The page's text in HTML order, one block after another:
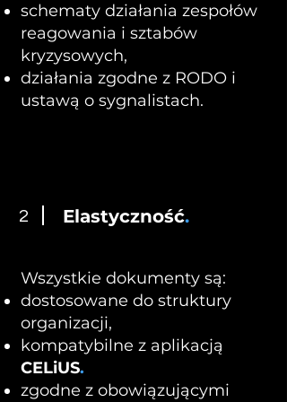
schematy działania zespołów
reagowania i sztabów
kryzysowych,
działania zgodne z RODO i
ustawą o sygnalistach.
2 Elastyczność.
Wszystkie dokumenty są:
dostosowane do struktury
organizacji,
kompatybilne z aplikacją
CELiUS.
zgodne z obowiązującymi